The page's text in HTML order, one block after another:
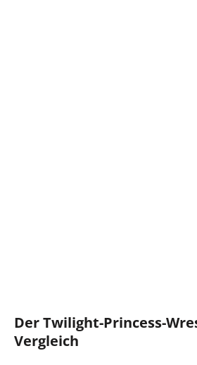
Der Twilight-Princess-
Vergleich